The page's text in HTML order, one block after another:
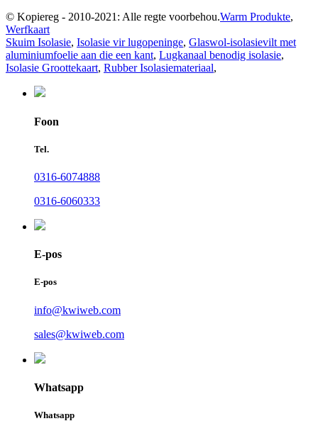
© Kopiereg - 2010-2021: Alle regte voorbehou.Warm Produkte,
Werfkaart
Skuim Isolasie, Isolasie vir lugopeninge, Glaswol-isolasievilt met
aluminiumfoelie aan die een kant, Lugkanaal benodig isolasie,
Isolasie Groottekaart, Rubber Isolasiemateriaal,
Foon
Tel.
0316-6074888
0316-6060333
E-pos
E-pos
info@kwiweb.com
sales@kwiweb.com
Whatsapp
Whatsapp